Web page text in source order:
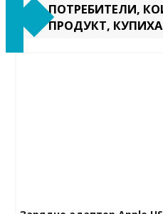
ПОТРЕБИТЕЛИ,
ПРОДУКТ,